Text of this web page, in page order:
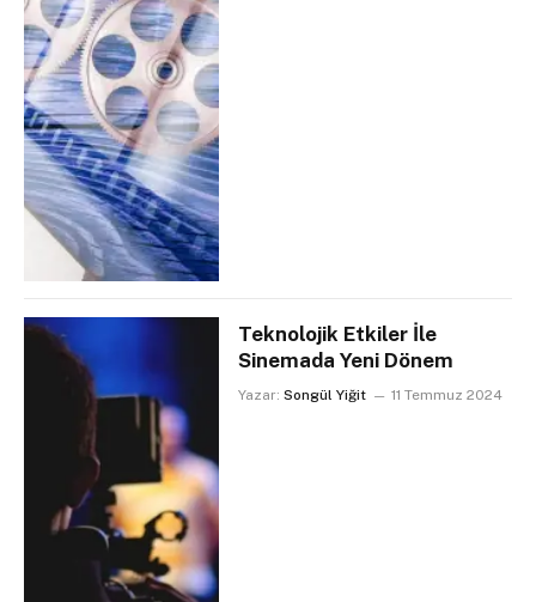
Teknolojik Etkiler İle
Sinemada Yeni Dönem
Yazar: Songül Yiğit 11 Temmuz 2024